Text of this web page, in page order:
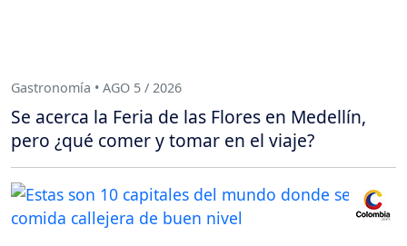
Gastronomía • AGO 5 / 2026
Se acerca la Feria de las Flores en Medellín,
pero ¿qué comer y tomar en el viaje?